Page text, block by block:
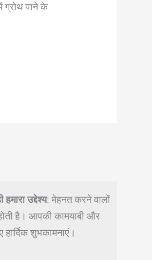
पाने के
उद्देश्य: मेहनत करने वालों
है। आपकी कामयाबी और
हार्दिक शुभकामनाएं।